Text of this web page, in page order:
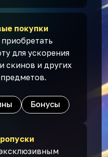
покупки
для ускорения
скинов и других
Бонусы